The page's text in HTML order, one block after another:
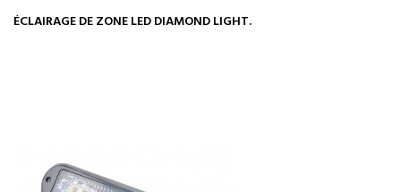
ÉCLAIRAGE DE ZONE LED DIAMOND LIGHT.